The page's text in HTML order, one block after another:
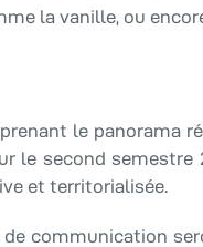
la vanille, ou
le panorama
le second semestre
et territorialisée.
communication